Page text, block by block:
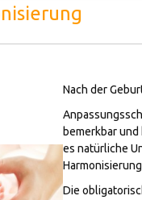
Nach der
bemerkbar
es natürliche
Die